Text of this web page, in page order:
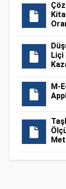
Liçi
M-